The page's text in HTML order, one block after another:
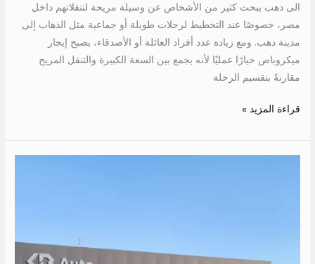
الى دهب يبحث كثير من الأشخاص عن وسيلة مريحة لتنقلاتهم داخل
مصر، خصوصًا عند التخطيط لرحلات طويلة أو جماعية مثل الذهاب إلى
مدينة دهب. ومع زيادة عدد أفراد العائلة أو الأصدقاء، يصبح إيجار
ميكروباص خيارًا عمليًا لأنه يجمع بين السعة الكبيرة والتنقل المريح
مقارنةً بتقسيم الرحلة
قراءة المزيد »